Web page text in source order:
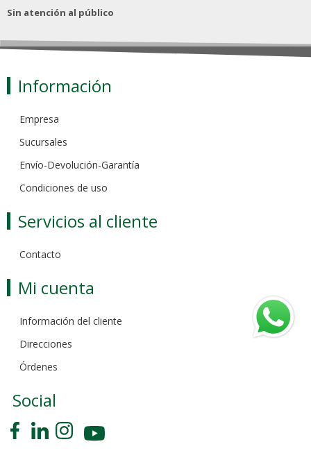
Sin atención al público
Información
Empresa
Sucursales
Envío-Devolución-Garantía
Condiciones de uso
Servicios al cliente
Contacto
Mi cuenta
Información del cliente
Direcciones
Órdenes
Social